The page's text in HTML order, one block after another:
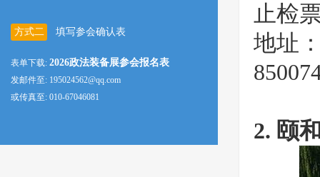
方式二 填写参会确认表
表单下载: 2026政法装备展参会报名表
发邮件至: 195024562@qq.com
或传真至: 010-67046081
止检
地址
2. 颐